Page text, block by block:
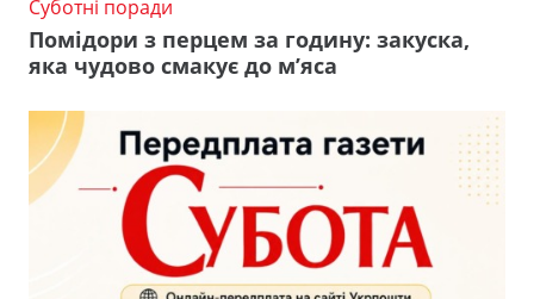
Суботні поради
Помідори з перцем за годину: закуска,
яка чудово смакує до м’яса